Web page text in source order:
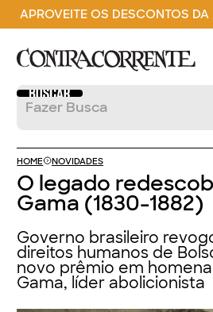
APROVEITE OS DESCONTOS DA
HOME NOVIDADES
O legado
Gama (1830-1882)
Governo brasileiro
direitos humanos de
novo prêmio em
Gama, líder abolicionista